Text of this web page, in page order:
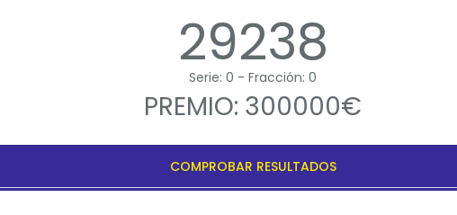
29238
Serie: 0 - Fracción: 0
PREMIO: 300000€
COMPROBAR RESULTADOS